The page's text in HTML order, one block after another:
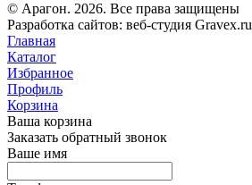
© Арагон. 2026. Все права защищены
Разработка сайтов: веб-студия Gravex.ru
Главная
Каталог
Избранное
Профиль
Корзина
Ваша корзина
Заказать обратный звонок
Ваше имя